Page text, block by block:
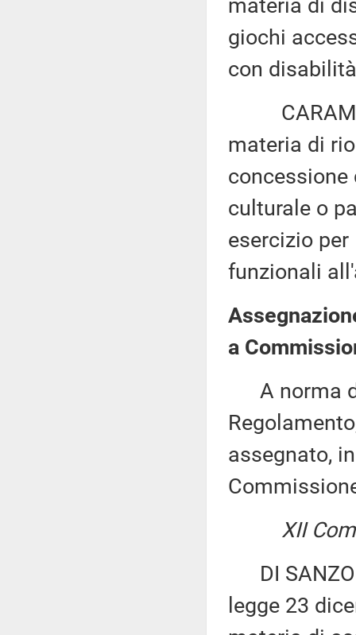
materia di
giochi
con
materia di
concessione
culturale o
esercizio
funzionali
a
A norma
assegnato,
XII
DI SANZO
legge 23